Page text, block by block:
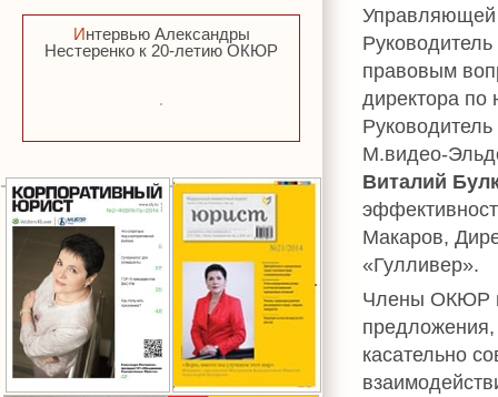
Интервью Александры
Нестеренко к 20-летию ОКЮР
Управляющей
правовым
директора
М.видео-
Виталий
Макаров,
«Гулливер».
Члены ОКЮР
касательно